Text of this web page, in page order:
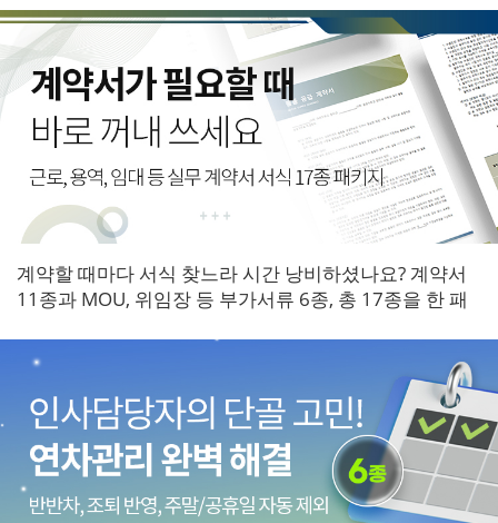
계약할 때마다 서식 찾느라 시간 낭비하셨나요? 계약서
11종과 MOU, 위임장 등 부가서류 6종, 총 17종을 한 패